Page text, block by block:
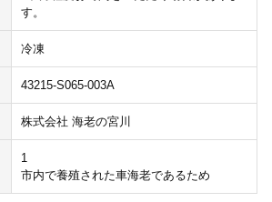
す。
冷凍
43215-S065-003A
株式会社 海老の宮川
1
市内で養殖された車海老であるため